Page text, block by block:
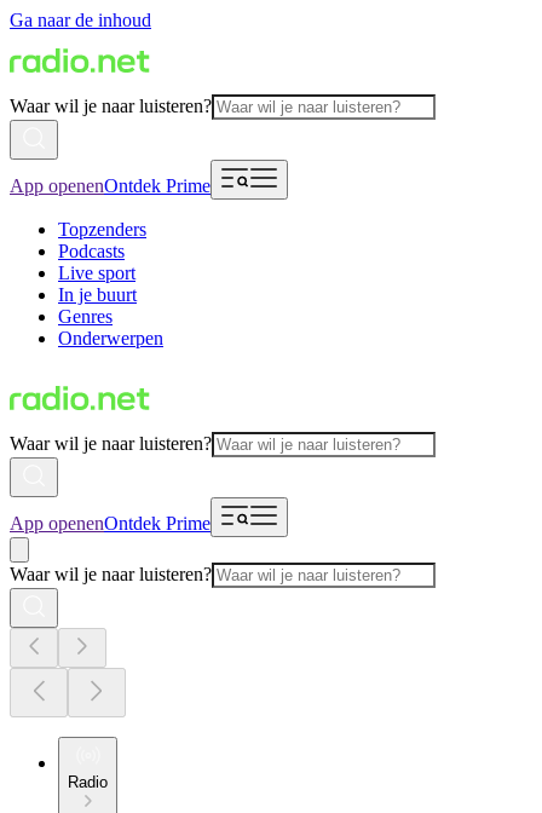
Ga naar de inhoud
Waar wil je naar luisteren?
App openenOntdek Prime
Topzenders
Podcasts
Live sport
In je buurt
Genres
Onderwerpen
Waar wil je naar luisteren?
App openenOntdek Prime
Waar wil je naar luisteren?
Radio